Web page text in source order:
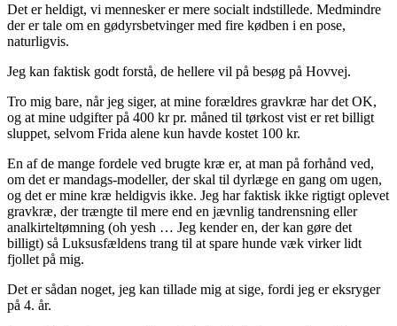
Det er heldigt, vi mennesker er mere socialt indstillede. Medmindre
der er tale om en gødyrsbetvinger med fire kødben i en pose,
naturligvis.
Jeg kan faktisk godt forstå, de hellere vil på besøg på Hovvej.
Tro mig bare, når jeg siger, at mine forældres gravkræ har det OK,
og at mine udgifter på 400 kr pr. måned til tørkost vist er ret billigt
sluppet, selvom Frida alene kun havde kostet 100 kr.
En af de mange fordele ved brugte kræ er, at man på forhånd ved,
om det er mandags-modeller, der skal til dyrlæge en gang om ugen,
og det er mine kræ heldigvis ikke. Jeg har faktisk ikke rigtigt oplevet
gravkræ, der trængte til mere end en jævnlig tandrensning eller
analkirteltømning (oh yesh … Jeg kender en, der kan gøre det
billigt) så Luksusfældens trang til at spare hunde væk virker lidt
fjollet på mig.
Det er sådan noget, jeg kan tillade mig at sige, fordi jeg er eksryger
på 4. år.